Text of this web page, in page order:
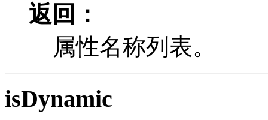
返回：
属性名称列表。
isDynamic